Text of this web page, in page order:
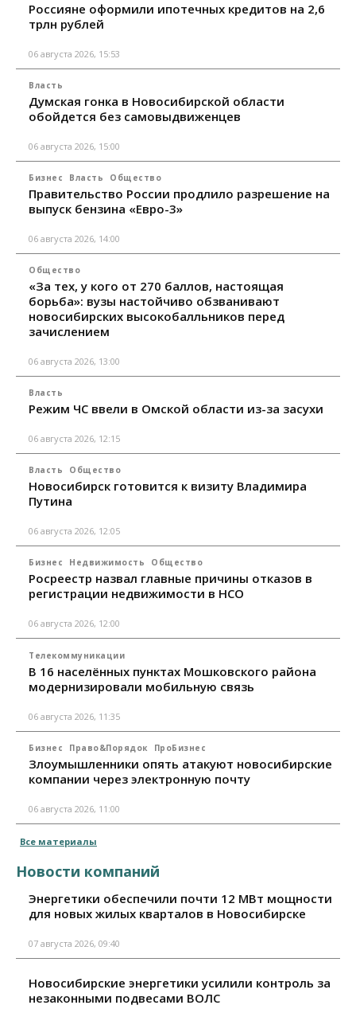
Россияне оформили ипотечных кредитов на 2,6
трлн рублей
06 августа 2026, 15:53
Власть
Думская гонка в Новосибирской области
обойдется без самовыдвиженцев
06 августа 2026, 15:00
Бизнес Власть Общество
Правительство России продлило разрешение на
выпуск бензина «Евро-3»
06 августа 2026, 14:00
Общество
«За тех, у кого от 270 баллов, настоящая
борьба»: вузы настойчиво обзванивают
новосибирских высокобалльников перед
зачислением
06 августа 2026, 13:00
Власть
Режим ЧС ввели в Омской области из-за засухи
06 августа 2026, 12:15
Власть Общество
Новосибирск готовится к визиту Владимира
Путина
06 августа 2026, 12:05
Бизнес Недвижимость Общество
Росреестр назвал главные причины отказов в
регистрации недвижимости в НСО
06 августа 2026, 12:00
Телекоммуникации
В 16 населённых пунктах Мошковского района
модернизировали мобильную связь
06 августа 2026, 11:35
Бизнес Право&Порядок ПроБизнес
Злоумышленники опять атакуют новосибирские
компании через электронную почту
06 августа 2026, 11:00
Все материалы
Новости компаний
Энергетики обеспечили почти 12 МВт мощности
для новых жилых кварталов в Новосибирске
07 августа 2026, 09:40
Новосибирские энергетики усилили контроль за
незаконными подвесами ВОЛС